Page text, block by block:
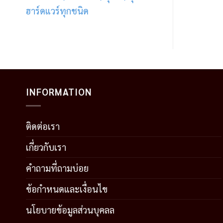
ฮาร์ดแวร์ทุกชนิด
INFORMATION
ติดต่อเรา
เกี่ยวกับเรา
คำถามที่ถามบ่อย
ข้อกำหนดและเงื่อนไข
นโยบายข้อมูลส่วนบุคลล